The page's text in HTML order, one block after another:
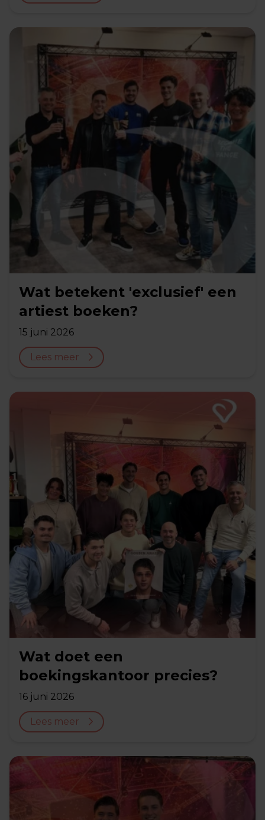
Wat betekent 'exclusief' een
artiest boeken?
15 juni 2026
Lees meer
Wat doet een
boekingskantoor precies?
16 juni 2026
Lees meer